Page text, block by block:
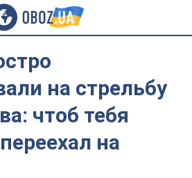
на стрельбу
чтоб тебя
на